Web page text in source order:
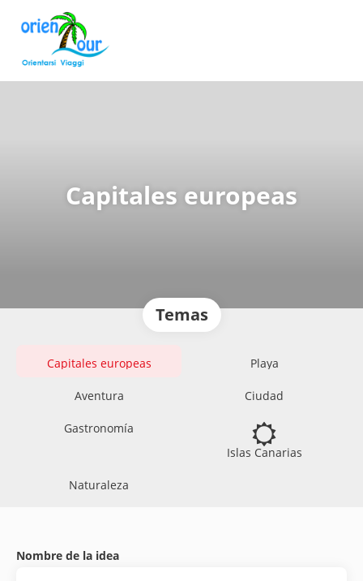
Capitales europeas
Temas
Capitales europeas Playa
Aventura Ciudad
Gastronomía
Islas Canarias
Naturaleza
Nombre de la idea